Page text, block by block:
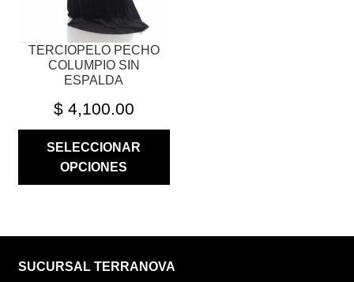
TERCIOPELO PECHO
COLUMPIO SIN
ESPALDA
$4,100.00
SELECCIONAR
OPCIONES
DE
PRODUCTO
SUCURSAL TERRANOVA